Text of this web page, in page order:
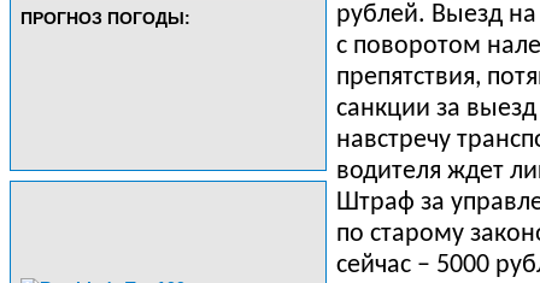
ПРОГНОЗ ПОГОДЫ:
рублей. Выезд на
с поворотом
препятствия,
санкции за выезд
навстречу
водителя ждет
Штраф за
по старому
сейчас – 5000